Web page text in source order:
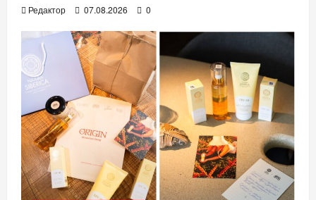
Редактор 07.08.2026 0